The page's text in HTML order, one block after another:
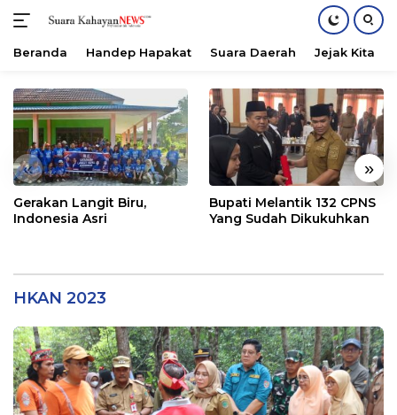
konten
Beranda Handep Hapakat Suara Daerah Jejak Kita
« »
Gerakan Langit Biru,
Indonesia Asri
Bupati Melantik 132 CPNS
Yang Sudah Dikukuhkan
HKAN 2023